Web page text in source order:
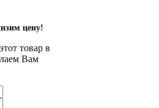
цену!
товар в
Вам